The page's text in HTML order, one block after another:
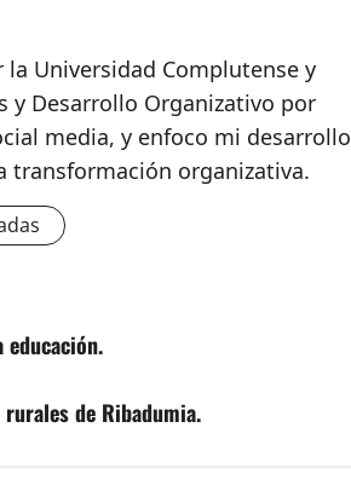
la Universidad Complutense y
y Desarrollo Organizativo por
media, y enfoco mi desarrollo
transformación organizativa.
de Ribadumia.